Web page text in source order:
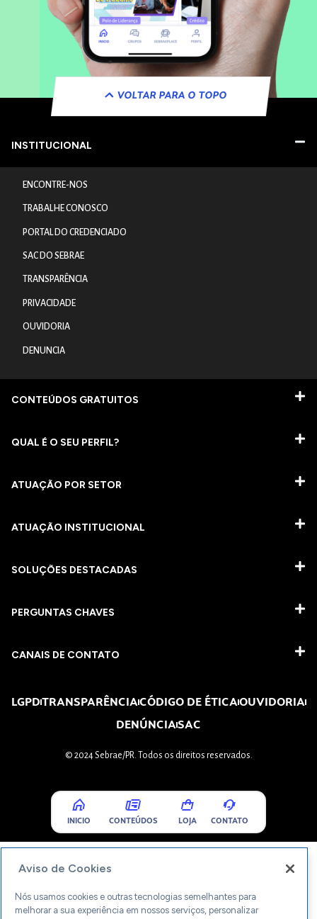
VOLTAR PARA O TOPO
INSTITUCIONAL
ENCONTRE-NOS
TRABALHE CONOSCO
PORTAL DO CREDENCIADO
SAC DO SEBRAE
TRANSPARÊNCIA
PRIVACIDADE
OUVIDORIA
DENUNCIA
CONTEÚDOS GRATUITOS
QUAL É O SEU PERFIL?
ATUAÇÃO POR SETOR
ATUAÇÃO INSTITUCIONAL
SOLUÇÕES DESTACADAS
PERGUNTAS CHAVES​
CANAIS DE CONTATO
LGPDTRANSPARÊNCIACÓDIGO DE ÉTICAOUVIDORIA
DENÚNCIASAC
© 2024 Sebrae/PR. Todos os direitos reservados.
INICIO CONTEÚDOS LOJA CONTATO
Aviso de Cookies
Nós usamos cookies e outras tecnologias semelhantes para
melhorar a sua experiência em nossos serviços, personalizar